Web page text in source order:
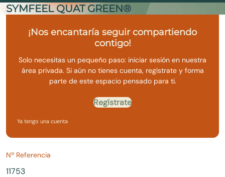
SYMFEEL QUAT GREEN®
¡Nos encantaría seguir compartiendo
contigo!
Solo necesitas un pequeño paso: iniciar sesión en nuestra
área privada. Si aún no tienes cuenta, regístrate y forma
parte de este espacio pensado para ti.
Regístrate
Ya tengo una cuenta
Nº Referencia
11753